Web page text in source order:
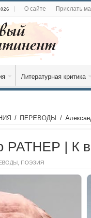
О сайте Прислать
Литературная критика
/ ПЕРЕВОДЫ /
РАТНЕР | К
ПОЭЗИЯ